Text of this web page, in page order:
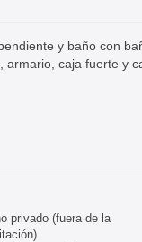
y baño con
caja fuerte y
privado (fuera de la